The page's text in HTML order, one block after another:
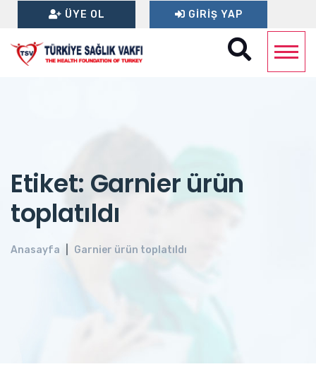
ÜYE OL GIRIŞ YAP
Etiket: Garnier ürün
toplatıldı
Anasayfa Garnier ürün toplatıldı